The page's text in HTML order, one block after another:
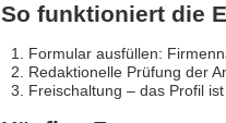
So funktioniert die
Formular ausfüllen:
Redaktionelle Prüfung der
Freischaltung – das Profil